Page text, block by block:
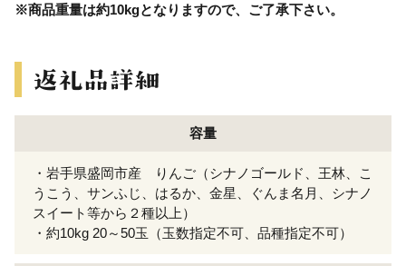
※商品重量は約10kgとなりますので、ご了承下さい。
容量
・岩手県盛岡市産 りんご（シナノゴールド、王林、こ
うこう、サンふじ、はるか、金星、ぐんま名月、シナノ
スイート等から２種以上）
・約10kg 20～50玉（玉数指定不可、品種指定不可）